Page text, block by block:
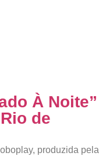
À Noite”
de
produzida pela